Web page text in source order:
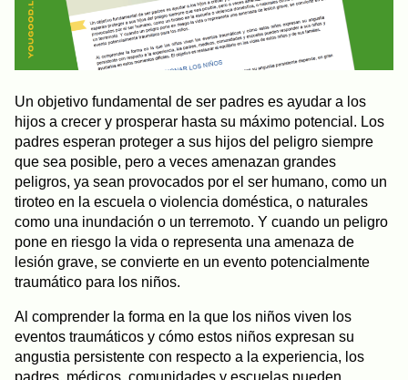
Un objetivo fundamental de ser padres es ayudar a los
hijos a crecer y prosperar hasta su máximo potencial. Los
padres esperan proteger a sus hijos del peligro siempre
que sea posible, pero a veces amenazan grandes
peligros, ya sean provocados por el ser humano, como un
tiroteo en la escuela o violencia doméstica, o naturales
como una inundación o un terremoto. Y cuando un peligro
pone en riesgo la vida o representa una amenaza de
lesión grave, se convierte en un evento potencialmente
traumático para los niños.
Al comprender la forma en la que los niños viven los
eventos traumáticos y cómo estos niños expresan su
angustia persistente con respecto a la experiencia, los